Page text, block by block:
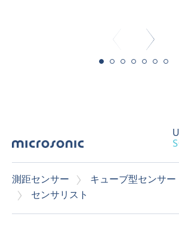
測距センサー キューブ型センサー
センサリスト